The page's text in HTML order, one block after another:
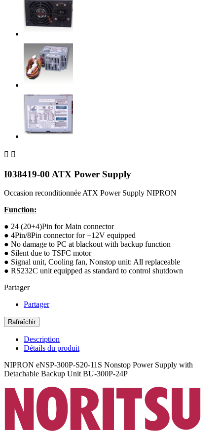
 
I038419-00 ATX Power Supply
Occasion reconditionnée ATX Power Supply NIPRON
Function:
● 24 (20+4)Pin for Main connector
● 4Pin/8Pin connector for +12V equipped
● No damage to PC at blackout with backup function
● Silent due to TSFC motor
● Signal unit, Cooling fan, Nonstop unit: All replaceable
● RS232C unit equipped as standard to control shutdown
Partager
Partager
Description
Détails du produit
NIPRON eNSP-300P-S20-11S Nonstop Power Supply with
Detachable Backup Unit BU-300P-24P